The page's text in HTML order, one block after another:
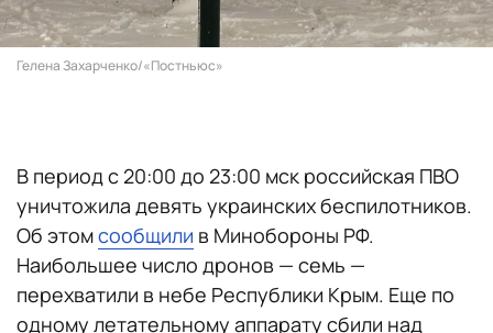
Гелена Захарченко/«Постньюс»
В период с 20:00 до 23:00 мск российская ПВО
уничтожила девять украинских беспилотников.
Об этомсообщили в Минобороны РФ.
Наибольшее число дронов — семь —
перехватили в небе Республики Крым. Еще по
одному летательному аппарату сбили над